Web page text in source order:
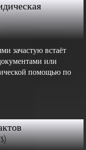
зачастую встаёт
или
помощью по